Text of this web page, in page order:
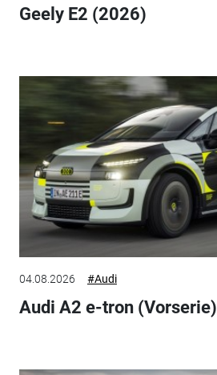
Geely E2 (2026)
04.08.2026 #Audi
Audi A2 e-tron (Vorserie)